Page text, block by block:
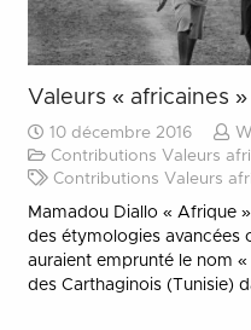
Valeurs « africaines
10 décembre 2016
Contributions Valeurs
Contributions Valeurs
Mamadou Diallo « Afrique
des étymologies avancées
auraient emprunté le nom
des Carthaginois (Tunisie)